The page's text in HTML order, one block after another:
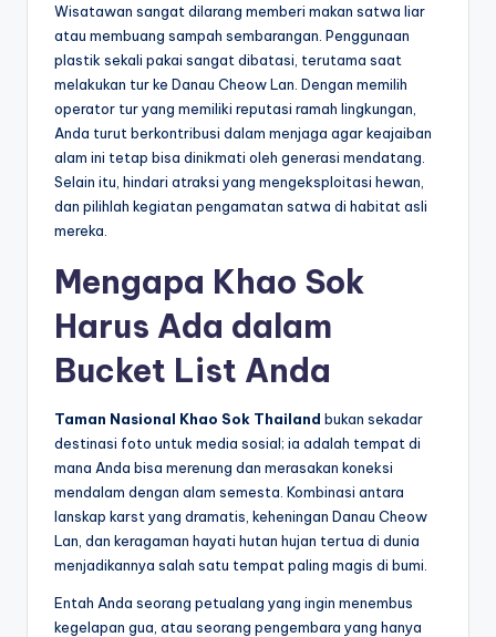
Wisatawan sangat dilarang memberi makan satwa liar
atau membuang sampah sembarangan. Penggunaan
plastik sekali pakai sangat dibatasi, terutama saat
melakukan tur ke Danau Cheow Lan. Dengan memilih
operator tur yang memiliki reputasi ramah lingkungan,
Anda turut berkontribusi dalam menjaga agar keajaiban
alam ini tetap bisa dinikmati oleh generasi mendatang.
Selain itu, hindari atraksi yang mengeksploitasi hewan,
dan pilihlah kegiatan pengamatan satwa di habitat asli
mereka.
Mengapa Khao Sok
Harus Ada dalam
Bucket List Anda
Taman Nasional Khao Sok Thailand bukan sekadar
destinasi foto untuk media sosial; ia adalah tempat di
mana Anda bisa merenung dan merasakan koneksi
mendalam dengan alam semesta. Kombinasi antara
lanskap karst yang dramatis, keheningan Danau Cheow
Lan, dan keragaman hayati hutan hujan tertua di dunia
menjadikannya salah satu tempat paling magis di bumi.
Entah Anda seorang petualang yang ingin menembus
kegelapan gua, atau seorang pengembara yang hanya